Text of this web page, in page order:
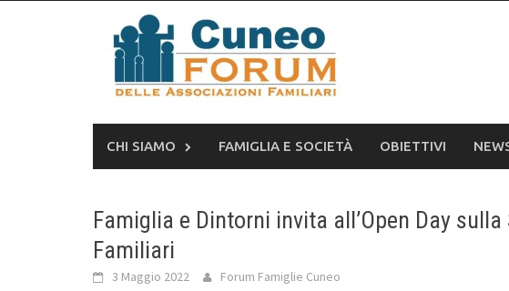
CHI SIAMO FAMIGLIA E SOCIETÀ OBIETTIVI
Famiglia e Dintorni invita all’Open Day
Familiari
3 Maggio 2022 Forum Famiglie Cuneo